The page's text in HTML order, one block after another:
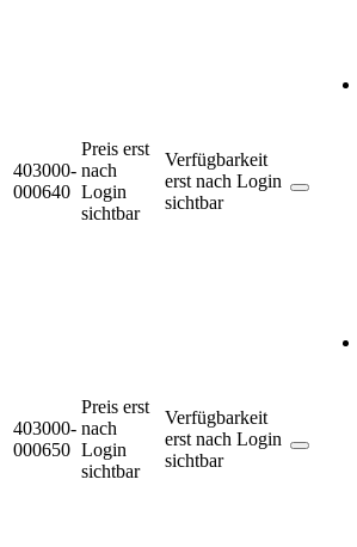
403000-
000640
Preis erst
nach
Login
sichtbar
Verfügbarkeit
erst nach Login
sichtbar
403000-
000650
Preis erst
nach
Login
sichtbar
Verfügbarkeit
erst nach Login
sichtbar